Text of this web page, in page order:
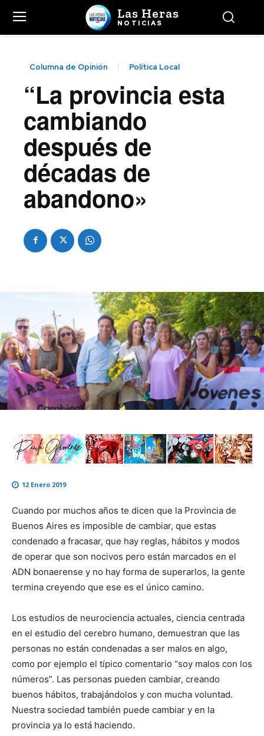
Las Heras
NOTICIAS
Columna de Opinión Política Local
“La provincia esta
cambiando
después de
décadas de
abandono»
12 Enero 2019
Cuando por muchos años te dicen que la Provincia de
Buenos Aires es imposible de cambiar, que estas
condenado a fracasar, que hay reglas, hábitos y modos
de operar que son nocivos pero están marcados en el
ADN bonaerense y no hay forma de superarlos, la gente
termina creyendo que ese es el único camino.
Los estudios de neurociencia actuales, ciencia centrada
en el estudio del cerebro humano, demuestran que las
personas no están condenadas a ser malos en algo,
como por ejemplo el típico comentario “soy malos con los
números”. Las personas pueden cambiar, creando
buenos hábitos, trabajándolos y con mucha voluntad.
Nuestra sociedad también puede cambiar y en la
provincia ya lo está haciendo.